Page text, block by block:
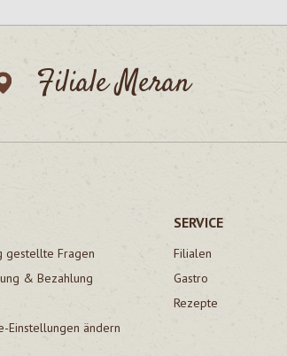
Filiale Meran
gestellte Fragen
& Bezahlung
Einstellungen ändern
SERVICE
Filialen
Gastro
Rezepte